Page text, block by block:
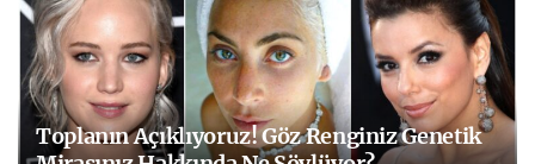
Toplanın Açıklıyoruz! Göz Renginiz Genetik